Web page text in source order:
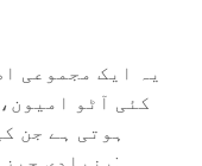
کئی آٹو
ہوتی ہے جن